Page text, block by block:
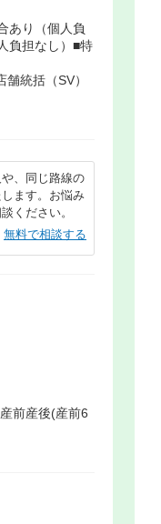
あり（個人負
負担なし）■特
統括（SV）
、同じ路線の
ます。お悩み
ください。
無料で相談する
前産後(産前6